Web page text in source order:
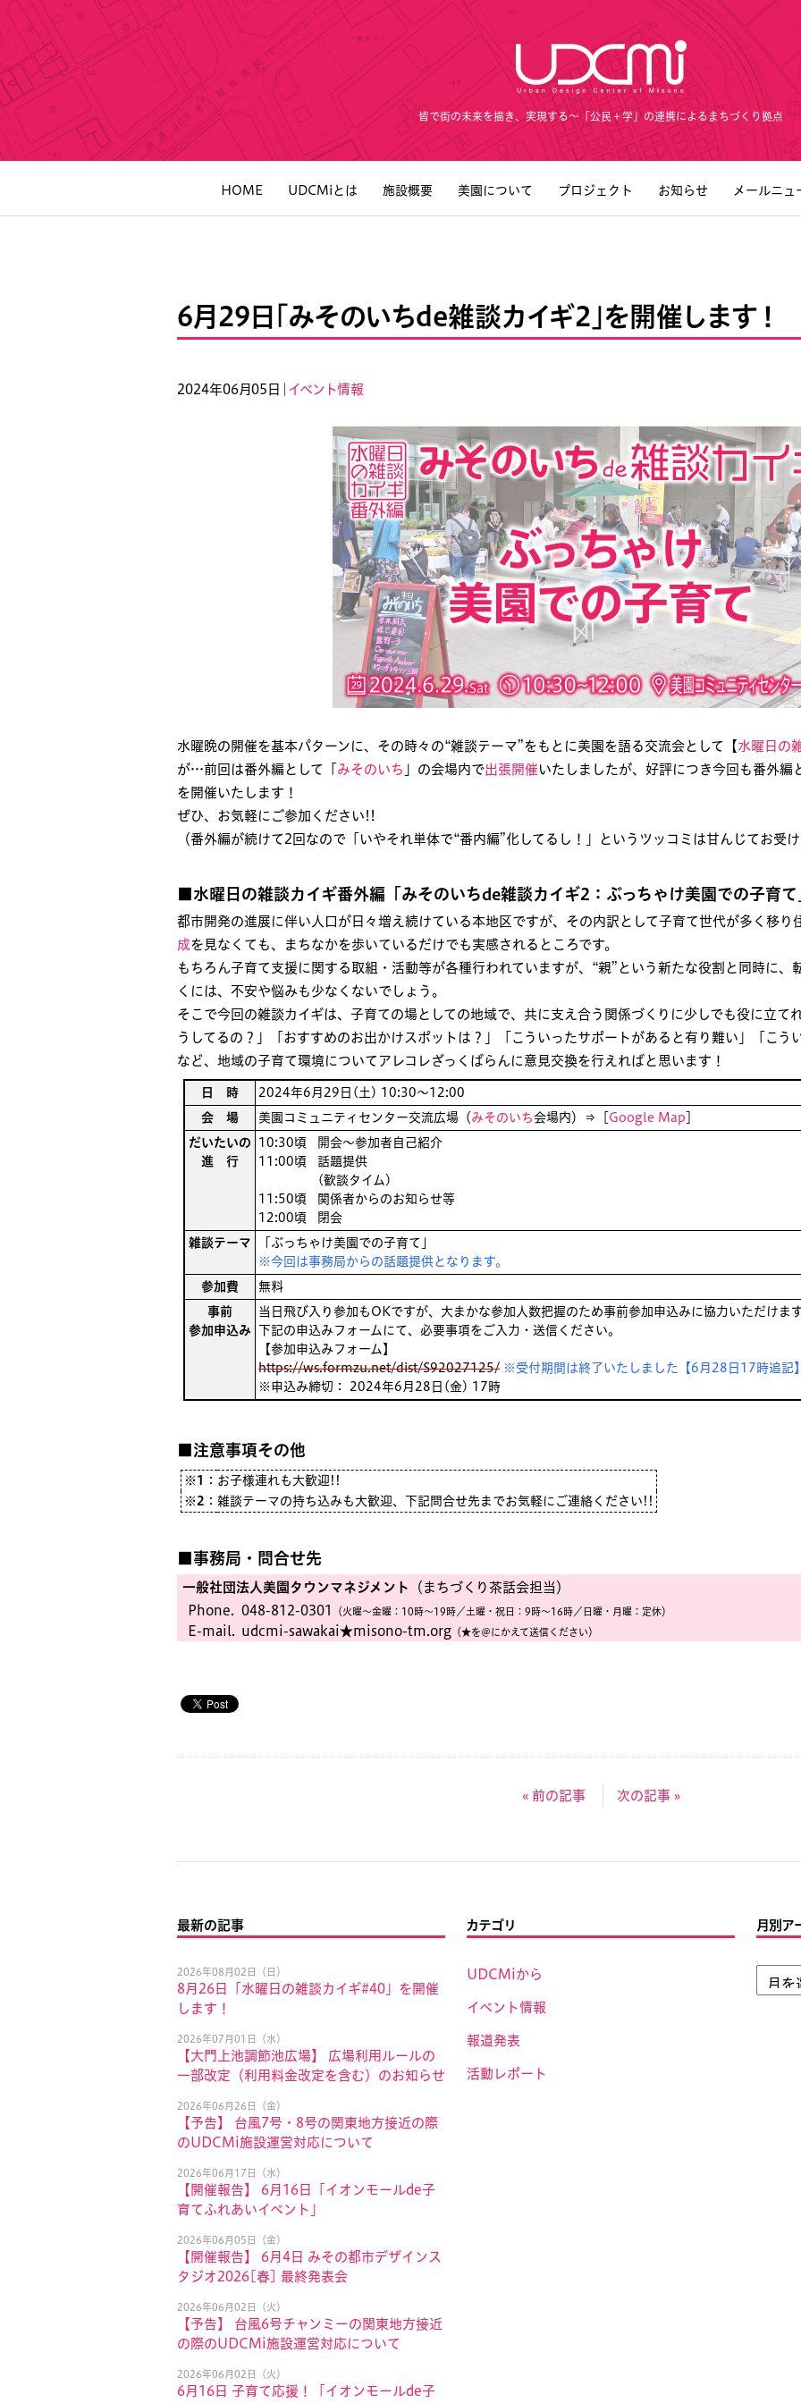
皆で街の未来を描き、実現する～「公民＋学」の連携によるまちづくり拠点
HOME UDCMiとは 施設概要 美園について プロジェクト お知らせ メールニュ
6月29日「みそのいちde雑談カイギ2」を開催します！
2024年06月05日｜ イベント情報
水曜晩の開催を基本パターンに、その時々の“雑談テーマ”をもとに美園を語る交流会として【 水曜日の
が…前回は番外編として「 みそのいち 」の会場内で出張開催 いたしましたが、好評につき今回も番外編
を開催いたします！
ぜひ、お気軽にご参加ください!!
（番外編が続けて2回なので「いやそれ単体で“番内編”化してるし！」というツッコミは甘んじてお受
■水曜日の雑談カイギ番外編「みそのいちde雑談カイギ2：ぶっちゃけ美園での子育
都市開発の進展に伴い人口が日々増え続けている本地区ですが、その内訳として子育て世代が多く移
成を見なくても、まちなかを歩いているだけでも実感されるところです。
もちろん子育て支援に関する取組・活動等が各種行われていますが、“親”という新たな役割と同時に、
くには、不安や悩みも少なくないでしょう。
そこで今回の雑談カイギは、子育ての場としての地域で、共に支え合う関係づくりに少しでも役に立て
うしてるの？」「おすすめのお出かけスポットは？」「こういったサポートがあると有り難い」「こう
など、地域の子育て環境についてアレコレざっくばらんに意見交換を行えればと思います！
日 時
2024年6月29日(土) 10:30〜12:00
会 場
美園コミュニティセンター交流広場（ みそのいち会場内）⇒［ Google Map
だいたいの
進 行
10:30頃
開会〜参加者自己紹介
11:00頃
話題提供
(歓談タイム)
11:50頃
関係者からのお知らせ等
12:00頃
閉会
雑談テーマ
「ぶっちゃけ美園での子育て」
※今回は事務局からの話題提供となります。
参加費
無料
事前
参加申込み
当日飛び入り参加もOKですが、大まかな参加人数把握のため事前参加申込みに協力いただけま
下記の申込みフォームにて、必要事項をご入力・送信ください。
【参加申込みフォーム】
https://ws.formzu.net/dist/S92027125/ ※受付期間は終了いたしました【6月28日17時追記
※申込み締切： 2024年6月28日(金) 17時
■注意事項その他
※1 ： お子様連れも大歓迎!!
※2 ： 雑談テーマの持ち込みも大歓迎、下記問合せ先までお気軽にご連絡ください!!
■事務局・問合せ先
一般社団法人美園タウンマネジメント
（まちづくり茶話会担当）
Phone. 048-812-0301 （火曜〜金曜：10時〜19時／土曜・祝日：9時〜16時／日曜・月曜：定休）
E-mail. udcmi-sawakai★misono-tm.org （★を＠にかえて送信ください）
« 前の記事 次の記事 »
最新の記事
2026年08月02日（日）
8月26日「水曜日の雑談カイギ#40」を開催
します！
2026年07月01日（水）
【大門上池調節池広場】 広場利用ルールの
一部改定（利用料金改定を含む）のお知らせ
2026年06月26日（金）
【予告】 台風7号・8号の関東地方接近の際
のUDCMi施設運営対応について
2026年06月17日（水）
【開催報告】 6月16日「イオンモールde子
育てふれあいイベント」
2026年06月05日（金）
【開催報告】 6月4日 みその都市デザインス
タジオ2026[春] 最終発表会
2026年06月02日（火）
【予告】 台風6号チャンミーの関東地方接近
の際のUDCMi施設運営対応について
2026年06月02日（火）
6月16日 子育て応援！「イオンモールde子
カテゴリ
UDCMiから
イベント情報
報道発表
活動レポート
月別ア